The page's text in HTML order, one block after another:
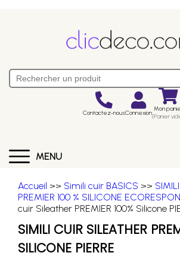
Contactez-nousConnexion Mon
(Panier
MENU
Accueil >> Simili cuir BASICS >>
PREMIER 100 % SILICONE
cuir Sileather PREMIER 100% Silicone
SIMILI CUIR SILEATHER
SILICONE PIERRE